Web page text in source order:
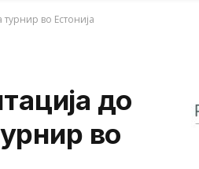
во Естонија
до
во